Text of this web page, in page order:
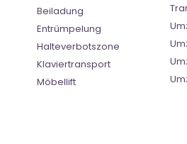
Beiladung
Entrümpelung
Halteverbotszone
Klaviertransport
Möbellift